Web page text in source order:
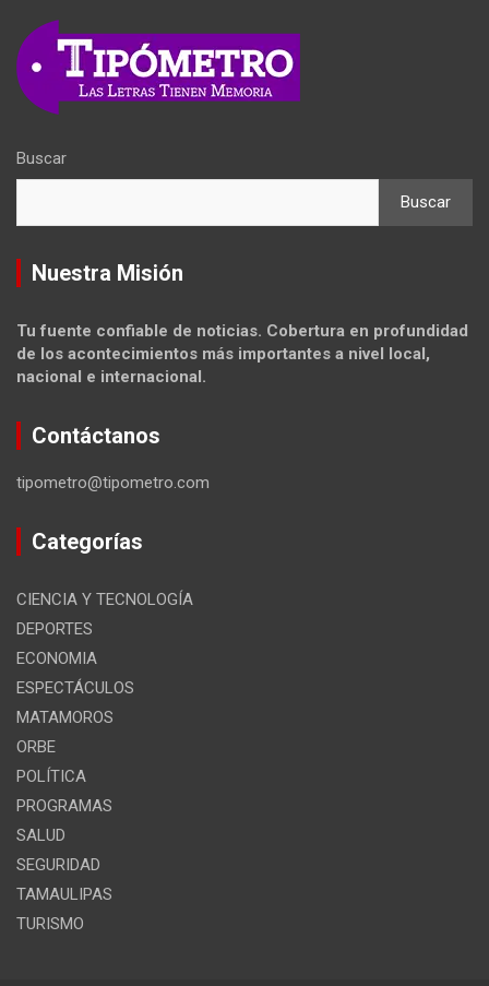
Buscar
Buscar
Nuestra Misión
Tu fuente confiable de noticias. Cobertura en profundidad
de los acontecimientos más importantes a nivel local,
nacional e internacional.
Contáctanos
tipometro@tipometro.com
Categorías
CIENCIA Y TECNOLOGÍA
DEPORTES
ECONOMIA
ESPECTÁCULOS
MATAMOROS
ORBE
POLÍTICA
PROGRAMAS
SALUD
SEGURIDAD
TAMAULIPAS
TURISMO